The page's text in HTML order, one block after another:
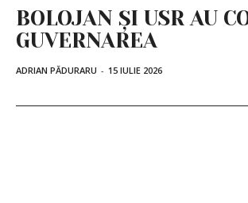
BOLOJAN ȘI USR AU
GUVERNAREA
ADRIAN PĂDURARU - 15 IULIE 2026